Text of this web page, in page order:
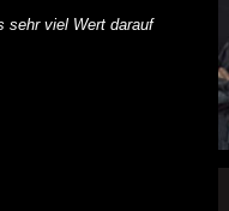
sehr viel Wert darauf